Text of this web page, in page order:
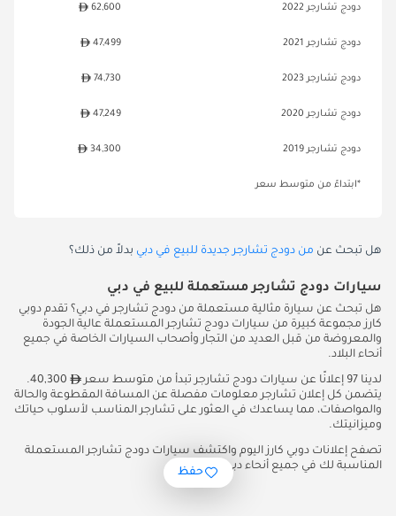
دودج تشارجر 2022 62,600
دودج تشارجر 2021 47,499
دودج تشارجر 2023 74,730
دودج تشارجر 2020 47,249
دودج تشارجر 2019 34,300
*ابتداءً من متوسط سعر
هل تبحث عن من دودج تشارجر جديدة للبيع في دبي بدلاً من ذلك؟
سيارات دودج تشارجر مستعملة للبيع في دبي
هل تبحث عن سيارة مثالية مستعملة من دودج تشارجر في دبي؟ تقدم دوبي
كارز مجموعة كبيرة من سيارات دودج تشارجر المستعملة عالية الجودة
والمعروضة من قبل العديد من التجار وأصحاب السيارات الخاصة في جميع
أنحاء البلاد.
لدينا 97 إعلانًا عن سيارات دودج تشارجر تبدأ من متوسط سعر
40,300.
يتضمن كل إعلان تشارجر معلومات مفصلة عن المسافة المقطوعة والحالة
والمواصفات، مما يساعدك في العثور على تشارجر المناسب لأسلوب حياتك
وميزانيتك.
تصفح إعلانات دوبي كارز اليوم واكتشف سيارات دودج تشارجر المستعملة
المناسبة لك في جميع أنحاء دبي.
حفظ